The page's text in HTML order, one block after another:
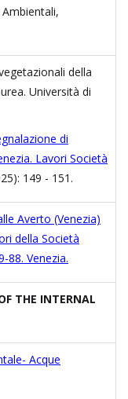
della
Università di
di
Lavori Società
149 - 151.
Averto (Venezia)
della Società
88. Venezia.
THE INTERNAL
Acque